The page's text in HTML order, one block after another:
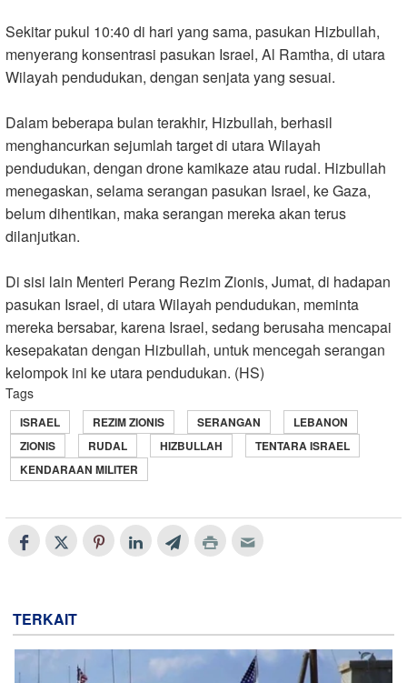
Sekitar pukul 10:40 di hari yang sama, pasukan Hizbullah,
menyerang konsentrasi pasukan Israel, Al Ramtha, di utara
Wilayah pendudukan, dengan senjata yang sesuai.
Dalam beberapa bulan terakhir, Hizbullah, berhasil
menghancurkan sejumlah target di utara Wilayah
pendudukan, dengan drone kamikaze atau rudal. Hizbullah
menegaskan, selama serangan pasukan Israel, ke Gaza,
belum dihentikan, maka serangan mereka akan terus
dilanjutkan.
Di sisi lain Menteri Perang Rezim Zionis, Jumat, di hadapan
pasukan Israel, di utara Wilayah pendudukan, meminta
mereka bersabar, karena Israel, sedang berusaha mencapai
kesepakatan dengan Hizbullah, untuk mencegah serangan
kelompok ini ke utara pendudukan. (HS)
Tags
ISRAEL REZIM ZIONIS SERANGAN
LEBANON
ZIONIS
RUDAL HIZBULLAH
TENTARA ISRAEL
KENDARAAN MILITER
TERKAIT